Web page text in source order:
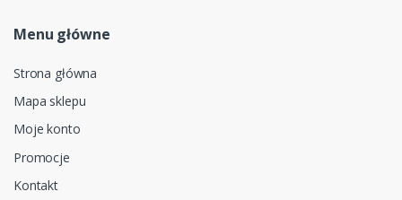
Menu główne
Strona główna
Mapa sklepu
Moje konto
Promocje
Kontakt